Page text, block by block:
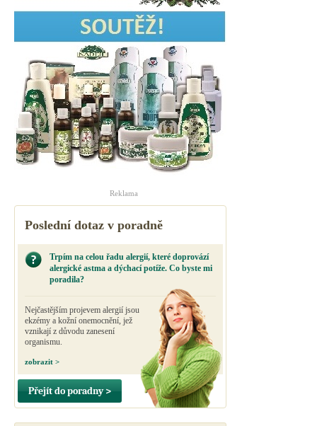
Reklama
Poslední dotaz v poradně
Trpím na celou řadu alergií, které doprovází
alergické astma a dýchací potíže. Co byste mi
poradila?
Nejčastějším projevem alergií jsou
ekzémy a kožní onemocnění, jež
vznikají z důvodu zanesení
organismu.
zobrazit >
Přejít do poradny >